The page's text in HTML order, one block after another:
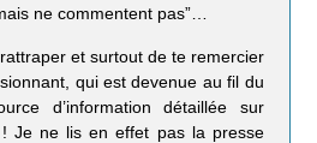
ne commentent pas”…
et surtout de te remercier
qui est devenue au fil du
d’information détaillée sur
! Je ne lis en effet pas la presse